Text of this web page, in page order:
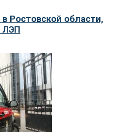
Ростовской области,
ЛЭП